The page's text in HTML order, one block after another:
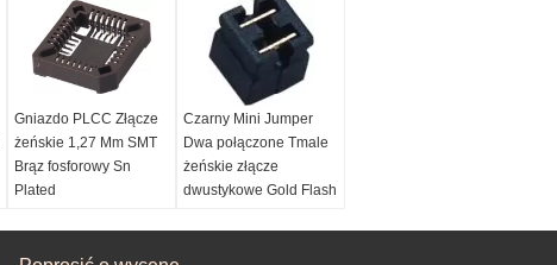
Gniazdo PLCC Złącze
żeńskie 1,27 Mm SMT
Brąz fosforowy Sn
Plated
Czarny Mini Jumper
Dwa połączone Tmale
żeńskie złącze
dwustykowe Gold Flash